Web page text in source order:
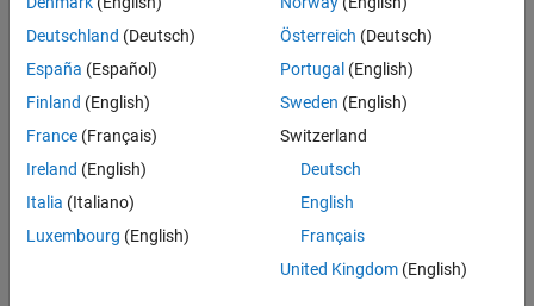
savefig(fig,filename )crea el archivo utilizando la
versión del archivo MAT especificado. Las versiones
"-v6"
ejemplo
Ejemplos
Deutschland (Deutsch)
España (Español)
Finland (English)
France (Français)
Ireland (English)
Italia (Italiano)
Luxembourg (English)
Österreich (Deutsch)
Portugal (English)
Sweden (English)
Switzerland
Deutsch
English
Français
United Kingdom(English)